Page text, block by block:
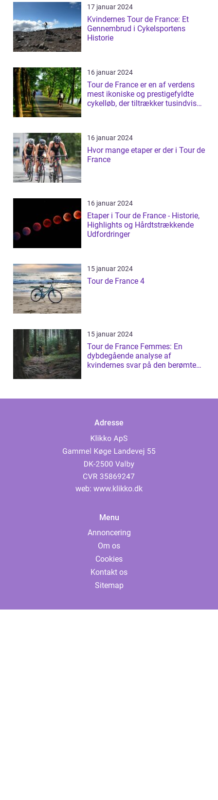
17 januar 2024
Kvindernes Tour de France: Et
Gennembrud i Cykelsportens
Historie
16 januar 2024
Tour de France er en af verdens
mest ikoniske og prestigefyldte
cykelløb, der tiltrækker tusindvis
16 januar 2024
Hvor mange etaper er der i Tour de
France
16 januar 2024
Etaper i Tour de France - Historie,
Highlights og Hårdtstrækkende
Udfordringer
15 januar 2024
Tour de France 4
15 januar 2024
Tour de France Femmes: En
dybdegående analyse af
kvindernes svar på den berømte
Adresse
web: www.klikko.dk
Menu
Annoncering
Om os
Cookies
Kontakt os
Sitemap